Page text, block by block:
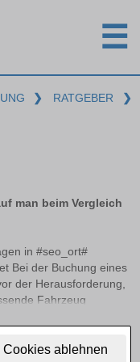
Cookies ablehnen
☰
❯ RATGEBER ❯
man beim Vergleich
in #seo_ort#
Bei der Buchung eines
der Herausforderung,
Fahrzeug
und
wie die
und mögliche